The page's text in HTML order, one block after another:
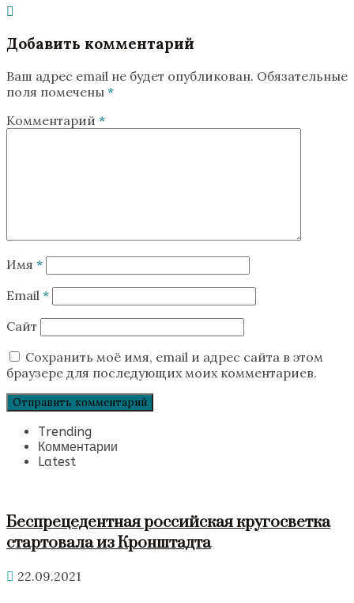
Добавить комментарий
Ваш адрес email не будет опубликован. Обязательные
поля помечены *
Комментарий *
Имя *
Email *
Сайт
Сохранить моё имя, email и адрес сайта в этом
браузере для последующих моих комментариев.
Trending
Комментарии
Latest
Беспрецедентная российская кругосветка
стартовала из Кронштадта
22.09.2021